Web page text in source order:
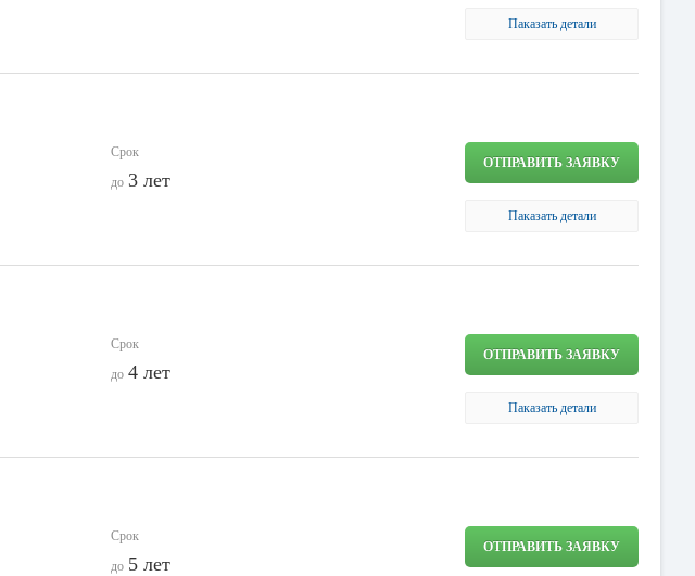
Паказать детали
Срок
до 3 лет
ОТПРАВИТЬ ЗАЯВКУ
Паказать детали
Срок
до 4 лет
ОТПРАВИТЬ ЗАЯВКУ
Паказать детали
Срок
до 5 лет
ОТПРАВИТЬ ЗАЯВКУ